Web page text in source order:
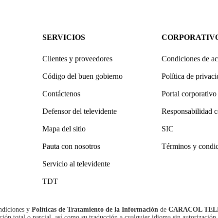
SERVICIOS
Clientes y proveedores
Código del buen gobierno
Contáctenos
Defensor del televidente
Mapa del sitio
Pauta con nosotros
Servicio al televidente
TDT
Condiciones de
Política de
Portal corporativo
Responsabilidad
SIC
Términos y
y Políticas de Tratamiento de la Información de CARACOL